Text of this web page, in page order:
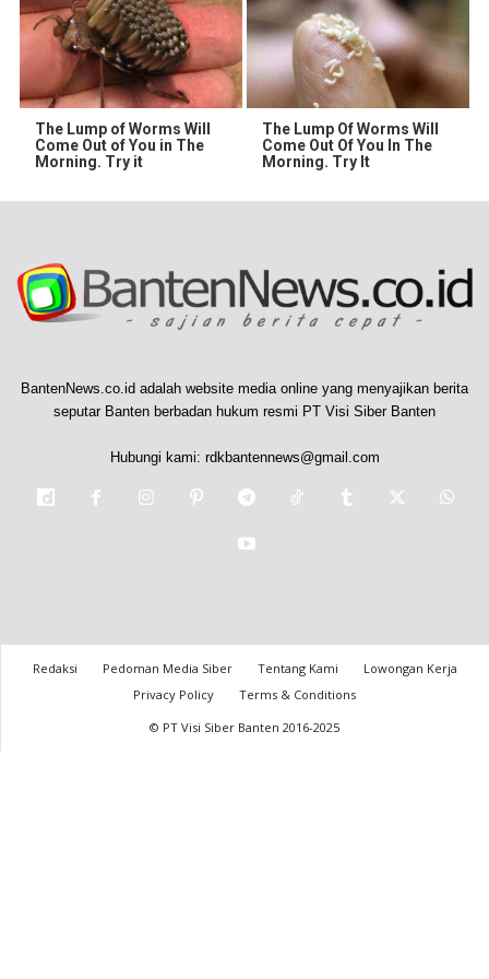
The Lump of Worms Will
Come Out of You in The
Morning. Try it
The Lump Of Worms Will
Come Out Of You In The
Morning. Try It
BantenNews.co.id adalah website media online yang menyajikan berita
seputar Banten berbadan hukum resmi PT Visi Siber Banten
Hubungi kami: rdkbantennews@gmail.com
Redaksi Pedoman Media Siber Tentang Kami
Lowongan Kerja
Privacy Policy
Terms & Conditions
© PT Visi Siber Banten 2016-2025